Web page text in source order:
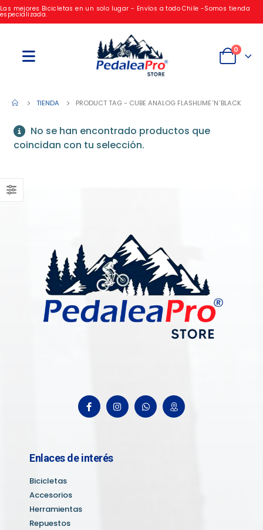
Las mejores Bicicletas en un solo lugar - Envíos a todo Chile -Somos tienda
especializada.
0
TIENDA PRODUCT TAG - CUBE ANALOG FLASHLIME´N´BLACK
No se han encontrado productos que
coincidan con tu selección.
Enlaces de interés
Bicicletas
Accesorios
Herramientas
Repuestos